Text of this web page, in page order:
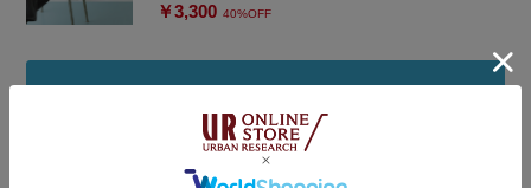
￥3,300 40%OFF